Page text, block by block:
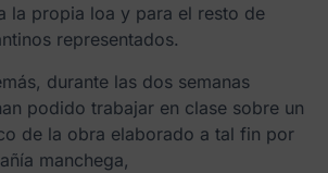
la propia loa y para el resto de
representados.
durante las dos semanas
podido trabajar en clase sobre un
de la obra elaborado a tal fin por
manchega,